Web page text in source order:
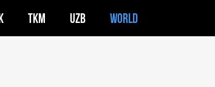
TKM UZB WORLD